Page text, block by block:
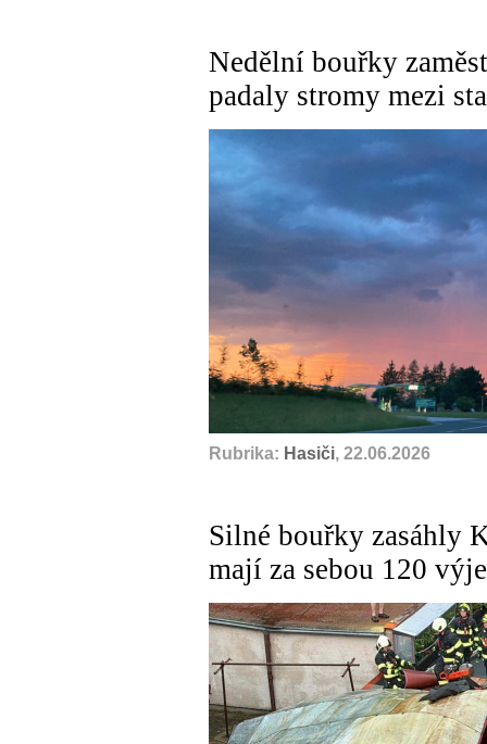
Nedělní bouřky
padaly stromy mezi
Rubrika: Hasiči, 22.06.2026
Silné bouřky zasáhly
mají za sebou 120